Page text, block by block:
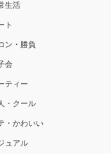
生活
ト
ン・勝負
会
ティー
・クール
・かわいい
ュアル